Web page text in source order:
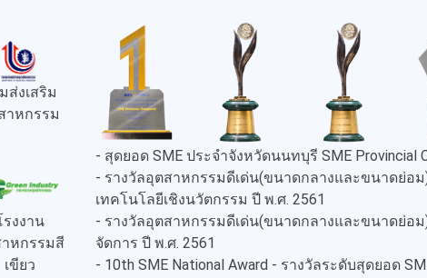
ส่งเสริม
าหกรรม
รงงาน
หกรรมสี
เขียว
- สุดยอด SME ประจำจังหวัดนนทบุรี SME Provincial
- รางวัลอุตสาหกรรมดีเด่น(ขนาดกลางและขนาดย่อม
เทคโนโลยีเชิงนวัตกรรม ปี พ.ศ. 2561
- รางวัลอุตสาหกรรมดีเด่น(ขนาดกลางและขนาดย่อ
จัดการ ปี พ.ศ. 2561
- 10th SME National Award - รางวัลระดับสุดยอด